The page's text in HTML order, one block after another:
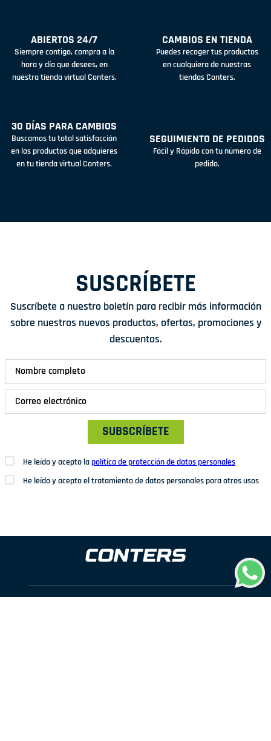
ABIERTOS 24/7
Siempre contigo, compra a la
hora y día que desees, en
nuestra tienda virtual Conters.
CAMBIOS EN TIENDA
Puedes recoger tus productos
en cualquiera de nuestras
tiendas Conters.
30 DÍAS PARA CAMBIOS
Buscamos tu total satisfacción
en los productos que adquieres
en tu tienda virtual Conters.
SEGUIMIENTO DE PEDIDOS
Fácil y Rápido con tu número de
pedido.
SUSCRÍBETE
Suscríbete a nuestro boletín para recibir más información
sobre nuestros nuevos productos, ofertas, promociones y
descuentos.
SUBSCRÍBETE
He leído y acepto lapolítica de protección de datos personales
He leído y acepto el tratamiento de datos personales para otros usos